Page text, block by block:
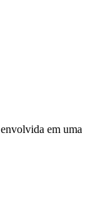
em uma